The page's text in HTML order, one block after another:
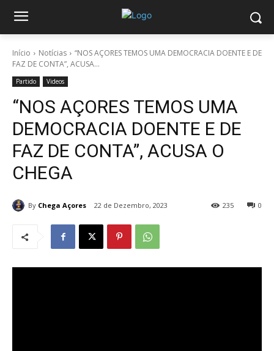
Início Notícias
“NOS AÇORES TEMOS UMA DEMOCRACIA DOENTE E DE
FAZ DE CONTA”, ACUSA...
Partido Videos
“NOS AÇORES TEMOS UMA
DEMOCRACIA DOENTE E DE
FAZ DE CONTA”, ACUSA O
CHEGA
By Chega Açores 22 de Dezembro, 2023 0
235